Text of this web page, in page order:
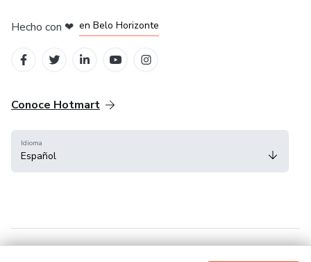
Hecho con ❤ en Belo Horizonte
Conoce Hotmart
Idioma
Español